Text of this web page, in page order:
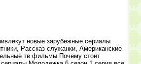
новые зарубежные сериалы
Рассказ служанки, Американские
тв фильмы Почему стоит